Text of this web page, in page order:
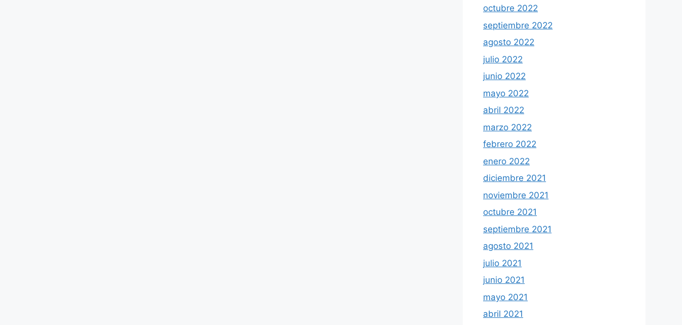
octubre 2022
septiembre 2022
agosto 2022
julio 2022
junio 2022
mayo 2022
abril 2022
marzo 2022
febrero 2022
enero 2022
diciembre 2021
noviembre 2021
octubre 2021
septiembre 2021
agosto 2021
julio 2021
junio 2021
mayo 2021
abril 2021